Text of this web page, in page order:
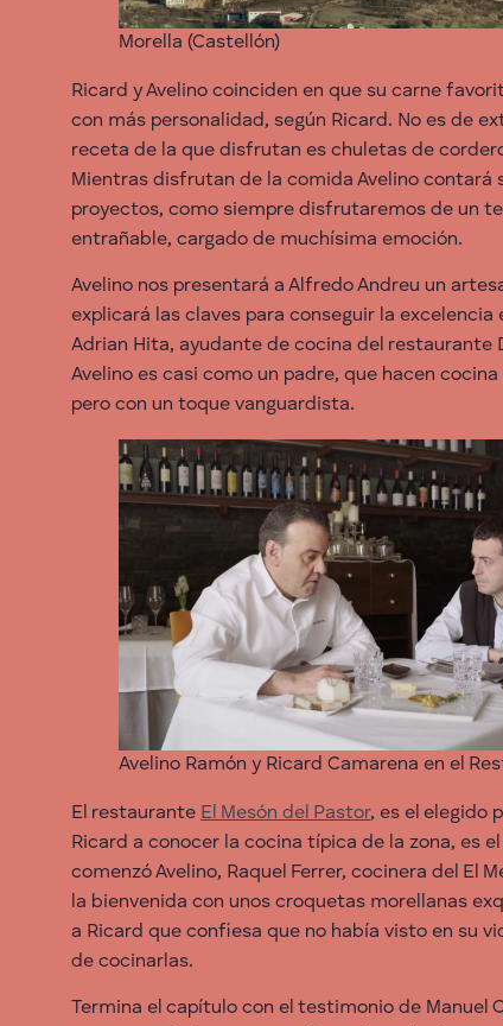
Morella (Castellón)
Ricard y Avelino coinciden en que su carne
con más personalidad, según Ricard. No es de
receta de la que disfrutan es chuletas de
Mientras disfrutan de la comida Avelino contará
proyectos, como siempre disfrutaremos de un
entrañable, cargado de muchísima emoción.
Avelino nos presentará a Alfredo Andreu un
explicará las claves para conseguir la
Adrian Hita, ayudante de cocina del restaurante
Avelino es casi como un padre, que hacen
pero con un toque vanguardista.
Avelino Ramón y Ricard Camarena en el
El restaurante El Mesón del Pastor, es el elegido
Ricard a conocer la cocina típica de la zona, es
comenzó Avelino, Raquel Ferrer, cocinera del El
la bienvenida con unos croquetas morellanas
a Ricard que confiesa que no había visto en su
de cocinarlas.
Termina el capítulo con el testimonio de Manuel